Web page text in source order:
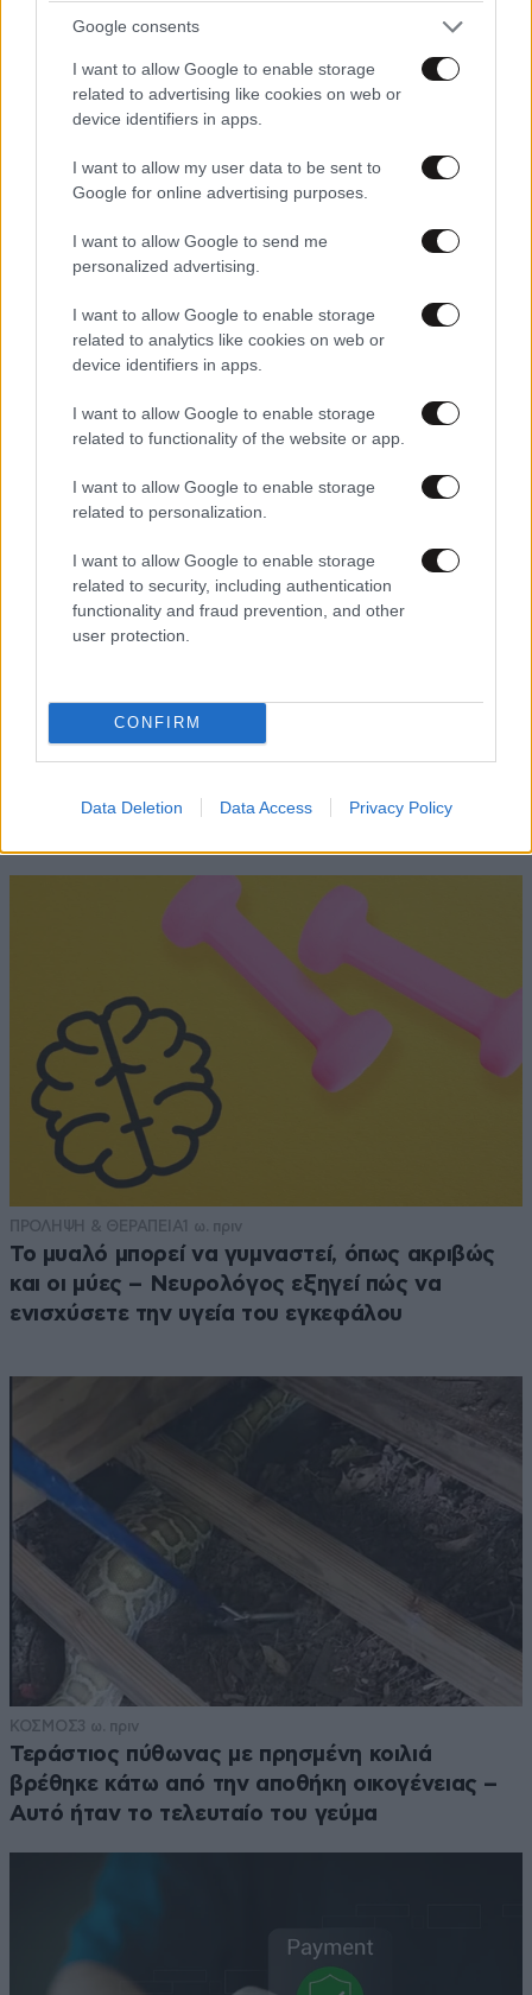
Google consents
I want to allow Google to enable storage
related to advertising like cookies on web or
device identifiers in apps.
I want to allow my user data to be sent to
Google for online advertising purposes.
I want to allow Google to send me
personalized advertising.
I want to allow Google to enable storage
related to analytics like cookies on web or
device identifiers in apps.
I want to allow Google to enable storage
related to functionality of the website or app.
I want to allow Google to enable storage
related to personalization.
I want to allow Google to enable storage
related to security, including authentication
functionality and fraud prevention, and other
user protection.
CONFIRM
Data Deletion Data Access Privacy Policy
ΠΡΟΛΗΨΗ & ΘΕΡΑΠΕΙΑ1 ω. πριν
Το μυαλό μπορεί να γυμναστεί, όπως ακριβώς
και οι μύες – Νευρολόγος εξηγεί πώς να
ενισχύσετε την υγεία του εγκεφάλου
ΚΟΣΜΟΣ3 ω. πριν
Τεράστιος πύθωνας με πρησμένη κοιλιά
βρέθηκε κάτω από την αποθήκη οικογένειας –
Αυτό ήταν το τελευταίο του γεύμα